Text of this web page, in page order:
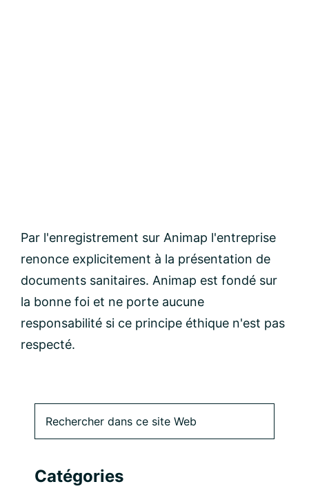
Par l'enregistrement sur Animap l'entreprise
renonce explicitement à la présentation de
documents sanitaires. Animap est fondé sur
la bonne foi et ne porte aucune
responsabilité si ce principe éthique n'est pas
respecté.
Barre
latérale
principale
dans
Web
Catégories